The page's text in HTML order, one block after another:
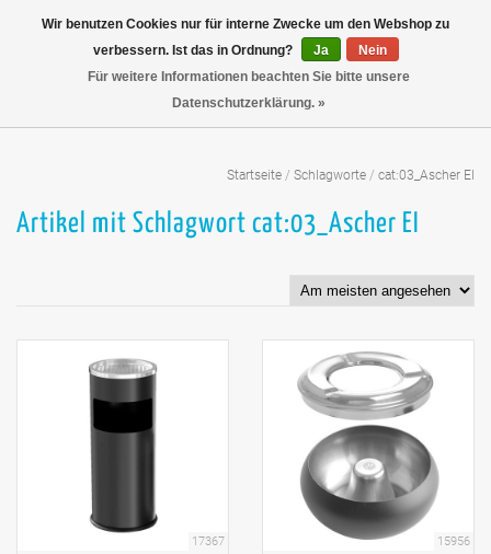
Startseite / Schlagworte / cat:03_Ascher EI
Artikel mit Schlagwort cat:03_Ascher EI
17367 15956
Wir benutzen Cookies nur für interne Zwecke um den Webshop zu
verbessern. Ist das in Ordnung?
Ja
Nein
Für weitere Informationen beachten Sie bitte unsere
Datenschutzerklärung. »